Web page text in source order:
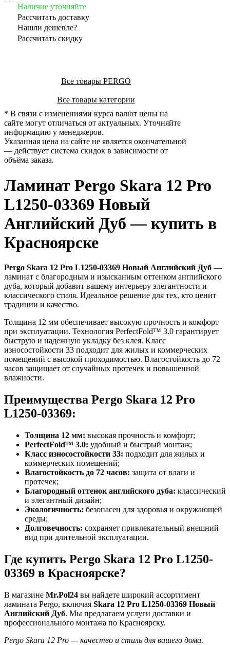
Наличие уточняйте
Рассчитать доставку
Нашли дешевле?
Рассчитать скидку
Все товары PERGO
Все товары категории
* В связи с изменениями курса валют цены на
сайте могут отличаться от актуальных. Уточняйте
информацию у менеджеров.
Указанная цена на сайте не является окончательной
— действует система скидок в зависимости от
объёма заказа.
Ламинат Pergo Skara 12 Pro
L1250-03369 Новый
Английский Дуб — купить в
Красноярске
Pergo Skara 12 Pro L1250-03369 Новый Английский Дуб —
ламинат с благородным и изысканным оттенком английского
дуба, который добавит вашему интерьеру элегантности и
классического стиля. Идеальное решение для тех, кто ценит
традиции и качество.
Толщина 12 мм обеспечивает высокую прочность и комфорт
при эксплуатации. Технология PerfectFold™ 3.0 гарантирует
быструю и надежную укладку без клея. Класс
износостойкости 33 подходит для жилых и коммерческих
помещений с высокой проходимостью. Влагостойкость до 72
часов защищает от случайных протечек и повышенной
влажности.
Преимущества Pergo Skara 12 Pro
L1250-03369:
Толщина 12 мм: высокая прочность и комфорт;
PerfectFold™ 3.0: удобный и быстрый монтаж;
Класс износостойкости 33: подходит для жилых и
коммерческих помещений;
Влагостойкость до 72 часов: защита от влаги и
протечек;
Благородный оттенок английского дуба: классический
и элегантный дизайн;
Экологичность: безопасен для здоровья и окружающей
среды;
Долговечность: сохраняет привлекательный внешний
вид при длительной эксплуатации.
Где купить Pergo Skara 12 Pro L1250-
03369 в Красноярске?
В магазине Mr.Pol24 вы найдете широкий ассортимент
ламината Pergo, включая Skara 12 Pro L1250-03369 Новый
Английский Дуб. Мы предлагаем услуги доставки и
профессионального монтажа по Красноярску.
Pergo Skara 12 Pro — качество и стиль для вашего дома.